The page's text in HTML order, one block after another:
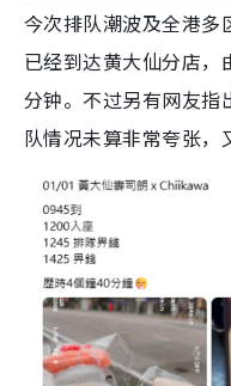
今次排队潮波及全港多
已经到达黄大仙分店
分钟。不过另有网友指
队情况未算非常夸张